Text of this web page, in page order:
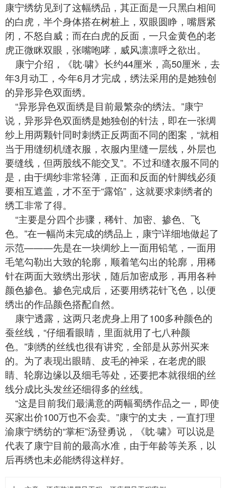
康宁绣纺见到了这幅绣品，其正面是一只黑白相间
的白虎，半个身体搭在树桩上，双眼圆睁，嘴唇紧
闭，不怒自威；而在白虎的反面，一只金黄色的老
虎正微眯双眼，张嘴咆哮，威风凛凛呼之欲出。
康宁介绍，《眈·啸》长约44厘米，高50厘米，去
年3月动工，今年6月才完成，绣法采用的是她独创
的异形异色双面绣。
“异形异色双面绣是目前最繁杂的绣法。”康宁
说，异形异色双面绣是她独创的针法，即在一张绸
纱上用两颗针同时刺绣正反两面不同的图案，“就相
当于用缝纫机缝衣服，衣服内里缝一层线，外层也
要缝线，但两股线不能交叉”。不过和缝衣服不同的
是，由于绸纱非常轻薄，正面和反面的针脚线必须
要相互遮盖，才不至于“露馅”，这就要求刺绣者的
绣工非常了得。
“主要是分四个步骤，稀针、加密、掺色、飞
色。”在一幅尚未完成的绣品上，康宁详细地做起了
示范———先是在一块绸纱上一面用铅笔，一面用
毛笔勾勒出大致的轮廓，顺着笔勾出的轮廓，用稀
针在两面大致绣出形状，随后加密成形，再用各种
颜色掺色。掺色完成后，还要用绣花针飞色，以便
绣出的作品颜色搭配自然。
康宁透露，这两只老虎身上用了100多种颜色的
蚕丝线，“仔细看眼睛，里面就用了七八种颜
色。”刺绣的丝线也很有讲究，全部是从苏州买来
的。为了表现出眼睛、皮毛的神采，在老虎的眼
睛、轮廓边缘以及细毛等处，还要把本就很细的丝
线分成比头发丝还细得多的丝线。
“这是目前我们最满意的两幅蜀绣作品之一，即使
买家出价100万也不会卖。”康宁的丈夫，一直打理
渝康宁绣纺的“掌柜”汤登勇说，《眈·啸》可以说是
代表了康宁目前的最高水准，由于年龄等关系，以
后再绣也未必能绣得这样好。